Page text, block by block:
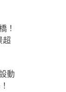
！
超
動